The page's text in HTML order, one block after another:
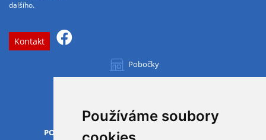
Používáme soubory
dalšího.
Kontakt
Pobočky
OTVÍRACÍ DOBA
PO-PÁ